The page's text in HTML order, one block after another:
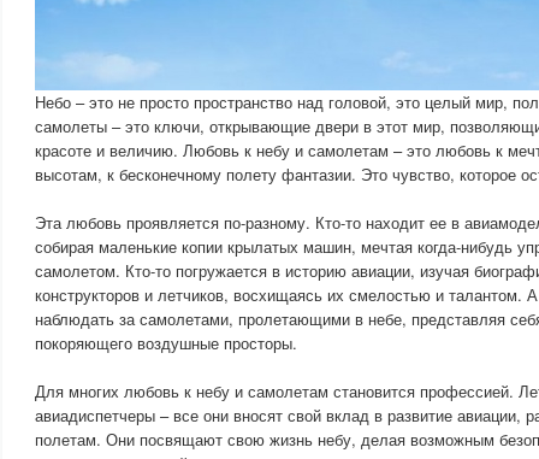
Небо – это не просто пространство над головой, это целый мир,
самолеты – это ключи, открывающие двери в этот мир,
красоте и величию. Любовь к небу и самолетам – это любовь к
высотам, к бесконечному полету фантазии. Это чувство, которое
Эта любовь проявляется по-разному. Кто-то находит ее в
собирая маленькие копии крылатых машин, мечтая когда-нибудь
самолетом. Кто-то погружается в историю авиации, изучая
конструкторов и летчиков, восхищаясь их смелостью и талантом.
наблюдать за самолетами, пролетающими в небе, представляя
покоряющего воздушные просторы.
Для многих любовь к небу и самолетам становится профессией.
авиадиспетчеры – все они вносят свой вклад в развитие авиации,
полетам. Они посвящают свою жизнь небу, делая возможным